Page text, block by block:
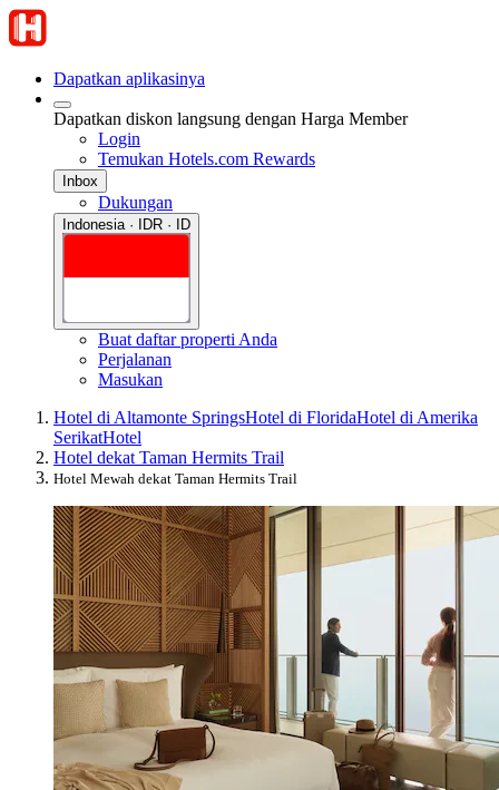
Dapatkan aplikasinya
Dapatkan diskon langsung dengan Harga Member
Login
Temukan Hotels.com Rewards
Inbox
Dukungan
Indonesia · IDR · ID
Buat daftar properti Anda
Perjalanan
Masukan
Hotel di Altamonte SpringsHotel di FloridaHotel di Amerika
SerikatHotel
Hotel dekat Taman Hermits Trail
Hotel Mewah dekat Taman Hermits Trail